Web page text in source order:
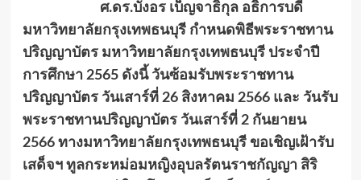
ศ.ดร.บังอร เบ็ญจาธิกุล อธิการบดี
มหาวิทยาลัยกรุงเทพธนบุรี กำหนดพิธีพระราชทาน
ปริญญาบัตร มหาวิทยาลัยกรุงเทพธนบุรี ประจำปี
การศึกษา 2565 ดังนี้ วันซ้อมรับพระราชทาน
ปริญญาบัตร วันเสาร์ที่ 26 สิงหาคม 2566 และ วันรับ
พระราชทานปริญญาบัตร วันเสาร์ที่ 2 กันยายน
2566 ทางมหาวิทยาลัยกรุงเทพธนบุรี ขอเชิญเฝ้ารับ
เสด็จฯ ทูลกระหม่อมหญิงอุบลรัตนราชกัญญา สิริ